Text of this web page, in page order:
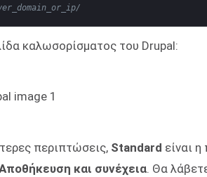
καλωσορίσματος του Drupal:
περιπτώσεις, Standard είναι
και συνέχεια . Θα